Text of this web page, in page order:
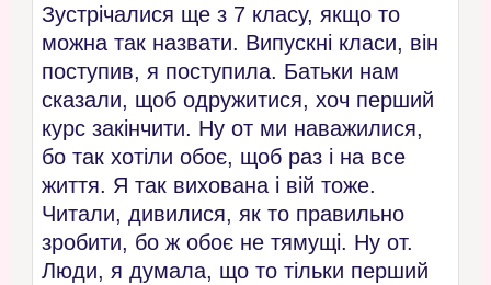
Зустрічалися ще з 7 класу, якщо то
можна так назвати. Випускні класи, він
поступив, я поступила. Батьки нам
сказали, щоб одружитися, хоч перший
курс закінчити. Ну от ми наважилися,
бо так хотіли обоє, щоб раз і на все
життя. Я так вихована і вій тоже.
Читали, дивилися, як то правильно
зробити, бо ж обоє не тямущі. Ну от.
Люди, я думала, що то тільки перший